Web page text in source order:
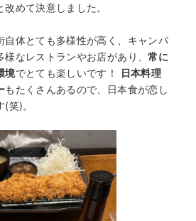
めて決意しました。
自体とても多様性が高く、キャンパ
様なレストランやお店があり、常に
境でとても楽しいです！
日本料理
もたくさんあるので、日本食が恋し
笑)。